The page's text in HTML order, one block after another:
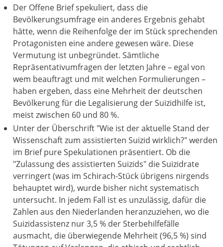
Der Offene Brief spekuliert, dass die
Bevölkerungsumfrage ein anderes Ergebnis gehabt
hätte, wenn die Reihenfolge der im Stück sprechenden
Protagonisten eine andere gewesen wäre. Diese
Vermutung ist unbegründet. Sämtliche
Repräsentativumfragen der letzten Jahre – egal von
wem beauftragt und mit welchen Formulierungen –
haben ergeben, dass eine Mehrheit der deutschen
Bevölkerung für die Legalisierung der Suizidhilfe ist,
meist zwischen 60 und 80 %.
Unter der Überschrift "Wie ist der aktuelle Stand der
Wissenschaft zum assistierten Suizid wirklich?" werden
im Brief pure Spekulationen präsentiert. Ob die
"Zulassung des assistierten Suizids" die Suizidrate
verringert (was im Schirach-Stück übrigens nirgends
behauptet wird), wurde bisher nicht systematisch
untersucht. In jedem Fall ist es unzulässig, dafür die
Zahlen aus den Niederlanden heranzuziehen, wo die
Suizidassistenz nur 3,5 % der Sterbehilfefälle
ausmacht, die überwiegende Mehrheit (96,5 %) sind